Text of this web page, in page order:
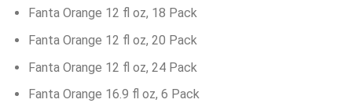
Fanta Orange 12 fl oz, 18 Pack
Fanta Orange 12 fl oz, 20 Pack
Fanta Orange 12 fl oz, 24 Pack
Fanta Orange 16.9 fl oz, 6 Pack